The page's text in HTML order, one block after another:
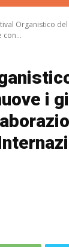
Organistico
con...
i